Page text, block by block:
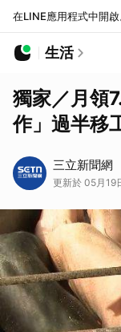
在LINE應用程式中開啟
生活
獨家／月領
作」過半移
三立新聞網
更新於 05月19